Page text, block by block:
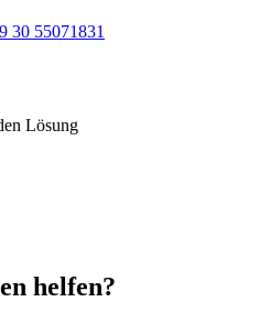
30 55071831
Lösung
helfen?